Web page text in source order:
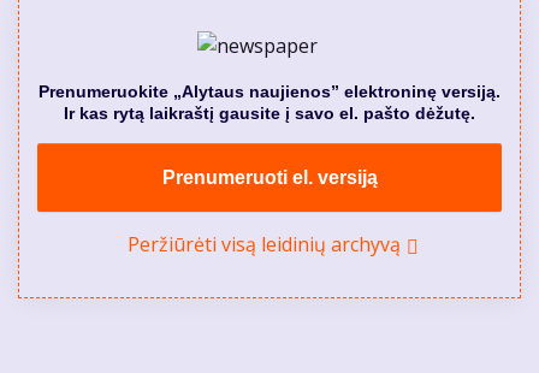
Prenumeruokite „Alytaus naujienos” elektroninę versiją.
Ir kas rytą laikraštį gausite į savo el. pašto dėžutę.
Prenumeruoti el. versiją
Peržiūrėti visą leidinių archyvą